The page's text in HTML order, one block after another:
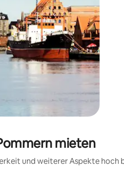
mieten
und weiterer Aspekte hoch